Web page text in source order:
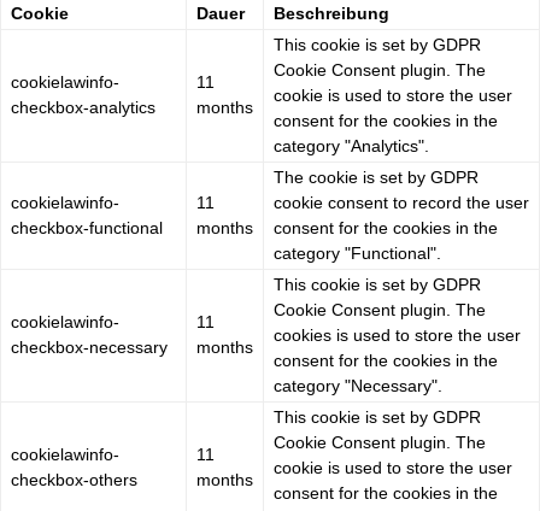
Cookie
Dauer Beschreibung
cookielawinfo-
checkbox-analytics
11
months
This cookie is set by GDPR
Cookie Consent plugin. The
cookie is used to store the user
consent for the cookies in the
category "Analytics".
cookielawinfo-
checkbox-functional
11
months
The cookie is set by GDPR
cookie consent to record the user
consent for the cookies in the
category "Functional".
cookielawinfo-
checkbox-necessary
11
months
This cookie is set by GDPR
Cookie Consent plugin. The
cookies is used to store the user
consent for the cookies in the
category "Necessary".
cookielawinfo-
checkbox-others
11
months
This cookie is set by GDPR
Cookie Consent plugin. The
cookie is used to store the user
consent for the cookies in the